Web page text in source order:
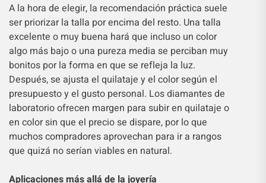
A la hora de elegir, la recomendación práctica suele
ser priorizar la talla por encima del resto. Una talla
excelente o muy buena hará que incluso un color
algo más bajo o una pureza media se perciban muy
bonitos por la forma en que se refleja la luz.
Después, se ajusta el quilataje y el color según el
presupuesto y el gusto personal. Los diamantes de
laboratorio ofrecen margen para subir en quilataje o
en color sin que el precio se dispare, por lo que
muchos compradores aprovechan para ir a rangos
que quizá no serían viables en natural.
Aplicaciones más allá de la joyería